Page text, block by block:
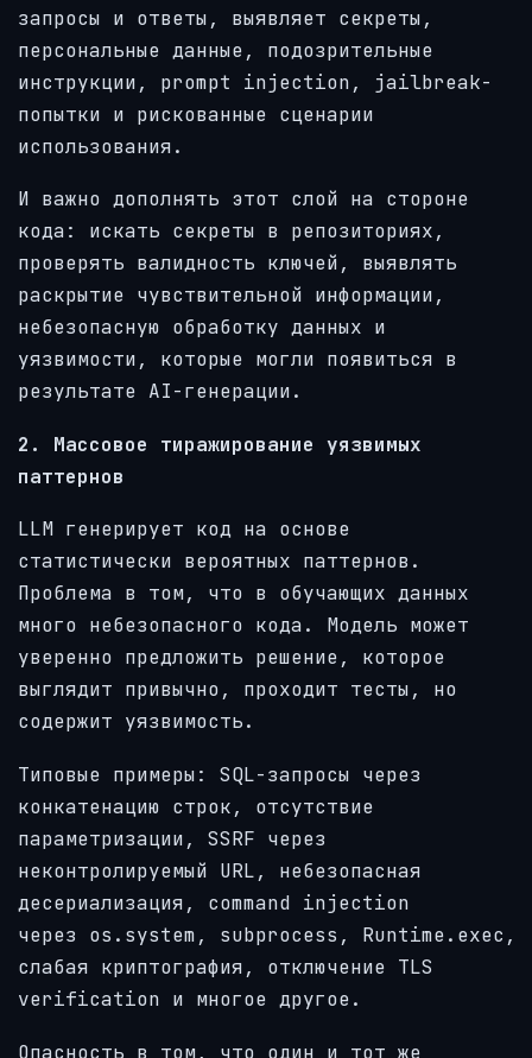
запросы и ответы, выявляет секреты,
персональные данные, подозрительные
инструкции, prompt injection, jailbreak-
попытки и рискованные сценарии
использования.
И важно дополнять этот слой на стороне
кода: искать секреты в репозиториях,
проверять валидность ключей, выявлять
раскрытие чувствительной информации,
небезопасную обработку данных и
уязвимости, которые могли появиться в
результате AI-генерации.
2. Массовое тиражирование уязвимых
паттернов
LLM генерирует код на основе
статистически вероятных паттернов.
Проблема в том, что в обучающих данных
много небезопасного кода. Модель может
уверенно предложить решение, которое
выглядит привычно, проходит тесты, но
содержит уязвимость.
Типовые примеры: SQL-запросы через
конкатенацию строк, отсутствие
параметризации, SSRF через
неконтролируемый URL, небезопасная
десериализация, command injection
через os.system, subprocess, Runtime.exec,
слабая криптография, отключение TLS
verification и многое другое.
Опасность в том, что один и тот же